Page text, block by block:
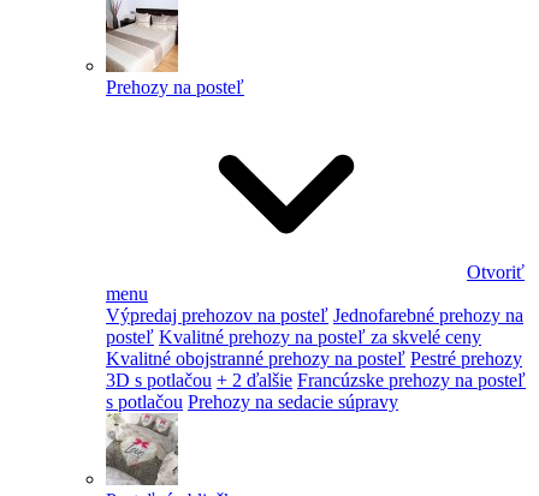
Prehozy na posteľ
Otvoriť
menu
Výpredaj prehozov na posteľ Jednofarebné prehozy na
posteľ Kvalitné prehozy na posteľ za skvelé ceny
Kvalitné obojstranné prehozy na posteľ Pestré prehozy
3D s potlačou + 2 ďalšie Francúzske prehozy na posteľ
s potlačou Prehozy na sedacie súpravy